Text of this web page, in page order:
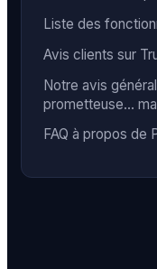
Liste des
Avis clients sur
Notre avis
prometteuse…
FAQ à propos de